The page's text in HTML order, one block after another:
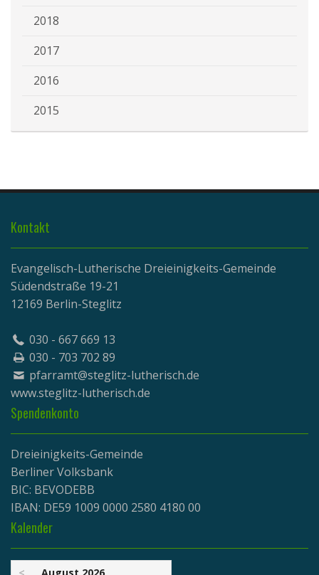
2018
2017
2016
2015
Kontakt
Evangelisch-Lutherische Dreieinigkeits-Gemeinde
Südendstraße 19-21
12169 Berlin-Steglitz
030 - 667 669 13
030 - 703 702 89
pfarramt@steglitz-lutherisch.de
www.steglitz-lutherisch.de
Spendenkonto
Dreieinigkeits-Gemeinde
Berliner Volksbank
BIC: BEVODEBB
IBAN: DE59 1009 0000 2580 4180 00
Kalender